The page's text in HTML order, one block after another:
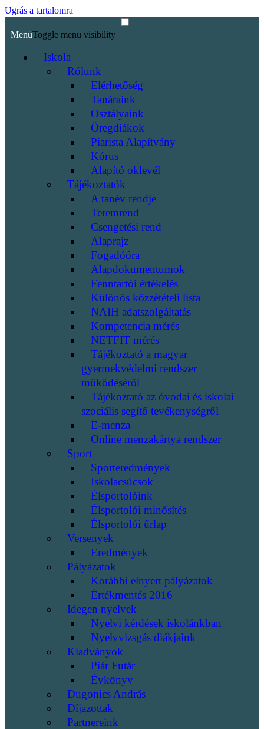
Ugrás a tartalomra
MenüToggle menu visibility
Iskola
Rólunk
Elérhetőség
Tanáraink
Osztályaink
Öregdiákok
Piarista Alapítvány
Kórus
Alapító oklevél
Tájékoztatók
A tanév rendje
Teremrend
Csengetési rend
Alaprajz
Fogadóóra
Alapdokumentumok
Fenntartói értékelés
Különös közzétételi lista
NAIH adatszolgáltatás
Kompetencia mérés
NETFIT mérés
Tájékoztató a magyar
gyermekvédelmi rendszer
működéséről
Tájékoztató az óvodai és iskolai
szociális segítő tevékenységről
E-menza
Online menzakártya rendszer
Sport
Sporteredmények
Iskolacsúcsok
Élsportolóink
Élsportolói minősítés
Élsportolói űrlap
Versenyek
Eredmények
Pályázatok
Korábbi elnyert pályázatok
Értékmentés 2016
Idegen nyelvek
Nyelvi kérdések iskolánkban
Nyelvvizsgás diákjaink
Kiadványok
Piár Futár
Évkönyv
Dugonics András
Díjazottak
Partnereink